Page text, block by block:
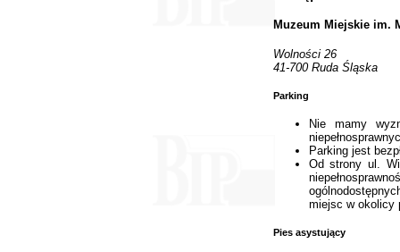
Muzeum Miejskie im.
Wolności 26
41-700 Ruda Śląska
Parking
Nie mamy
Parking jest
Od strony ul.
miejsc w okolicy
Pies asystujący